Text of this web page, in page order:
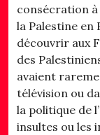
consécration à
la Palestine en
découvrir aux
des
avaient
télévision ou
la politique de
insultes ou les